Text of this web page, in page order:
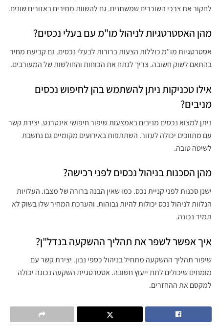
לחקור את צרכי השוכרים שמשתנים. גם להשוות מחירים באזורים שונים.
מהן האסטרטגיות לניהול מו"מ עם בעלי נכסים?
אסטרטגיות מו"מ כוללות הצעות ברורות לבעלי נכסים. גם קביעת מחיר
בהתאם לשוק חשובה. צריך לנתח את הכוחות והחולשות של המעורבים.
אילו טכניקות ניתן להשתמש בהן לחיפוש נכסים
מניבים?
ניתן למצוא נכסים מניבים באמצעות שיפור חיפושי אינטרנט. יצירת קשר
עם מתווכים יכולה לעזור. השתתפות באירועים מקומיים גם נחשבת
לשיטה טובה.
מהן הסכנות בניהול נכסים לפני רכישה?
ישנן סכנות לפני קניית נכס. כמו שאין הבנה ברורה של מצבו. העלויות
הנלוות לניהול נכס יכולות להיות גבוהות. והערכת המחיר שלו בשוק לא
תמיד נכונה.
איך אפשר לשפר את תהליך ההשקעה בנדל"ן?
שיפור תהליך ההשקעה מתחיל בניהול כספי נבון. יצירת קשר עם
מומחים שיכולים לתת ייעוץ חשובה. אסטרטגיית השקעה נכונה יכולה
למקסם את ההחזרים.